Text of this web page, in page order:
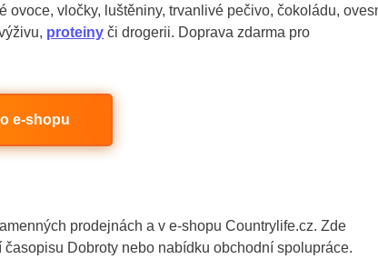
vločky, luštěniny, trvanlivé pečivo, čokoládu,
proteiny či drogerii. Doprava zdarma pro
e-shopu
prodejnách a v e-shopu Countrylife.cz. Zde
Dobroty nebo nabídku obchodní spolupráce.